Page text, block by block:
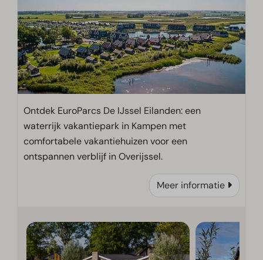
Ontdek EuroParcs De IJssel Eilanden: een
waterrijk vakantiepark in Kampen met
comfortabele vakantiehuizen voor een
ontspannen verblijf in Overijssel.
Meer informatie